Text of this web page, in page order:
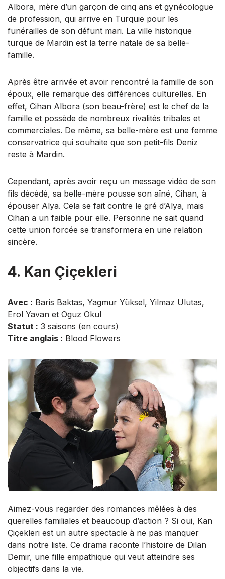
Albora, mère d’un garçon de cinq ans et gynécologue
de profession, qui arrive en Turquie pour les
funérailles de son défunt mari. La ville historique
turque de Mardin est la terre natale de sa belle-
famille.
Après être arrivée et avoir rencontré la famille de son
époux, elle remarque des différences culturelles. En
effet, Cihan Albora (son beau-frère) est le chef de la
famille et possède de nombreux rivalités tribales et
commerciales. De même, sa belle-mère est une femme
conservatrice qui souhaite que son petit-fils Deniz
reste à Mardin.
Cependant, après avoir reçu un message vidéo de son
fils décédé, sa belle-mère pousse son aîné, Cihan, à
épouser Alya. Cela se fait contre le gré d’Alya, mais
Cihan a un faible pour elle. Personne ne sait quand
cette union forcée se transformera en une relation
sincère.
4. Kan Çiçekleri
Avec : Baris Baktas, Yagmur Yüksel, Yilmaz Ulutas,
Erol Yavan et Oguz Okul
Statut : 3 saisons (en cours)
Titre anglais : Blood Flowers
Aimez-vous regarder des romances mêlées à des
querelles familiales et beaucoup d’action ? Si oui, Kan
Çiçekleri est un autre spectacle à ne pas manquer
dans notre liste. Ce drama raconte l’histoire de Dilan
Demir, une fille empathique qui veut atteindre ses
objectifs dans la vie.